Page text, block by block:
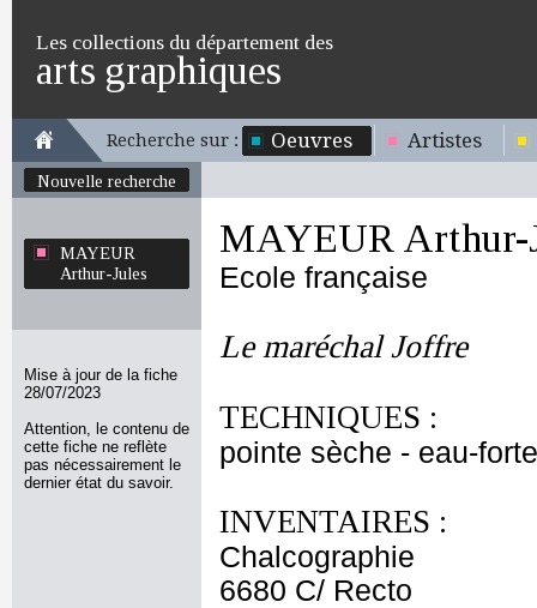
Les collections du département des
arts graphiques
Recherche sur : Oeuvres Artistes
Nouvelle recherche
MAYEUR
Arthur-Jules
Mise à jour de la fiche
28/07/2023
Attention, le contenu de
cette fiche ne reflète
pas nécessairement le
dernier état du savoir.
MAYEUR Arthur-
Ecole française
Le maréchal Joffre
TECHNIQUES :
pointe sèche - eau-
INVENTAIRES :
Chalcographie
6680 C/ Recto